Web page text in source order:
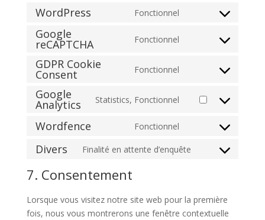
WordPress Fonctionnel
Google
reCAPTCHA Fonctionnel
recaptcha
GDPR Cookie
Consent Fonctionnel
service
Google
Analytics Statistics, Fonctionnel
Consent
google-
Wordfence Fonctionnel
to
Divers Finalité en attente d’enquête
Consent
divers
7. Consentement
Lorsque vous visitez notre site web pour la première
fois, nous vous montrerons une fenêtre contextuelle